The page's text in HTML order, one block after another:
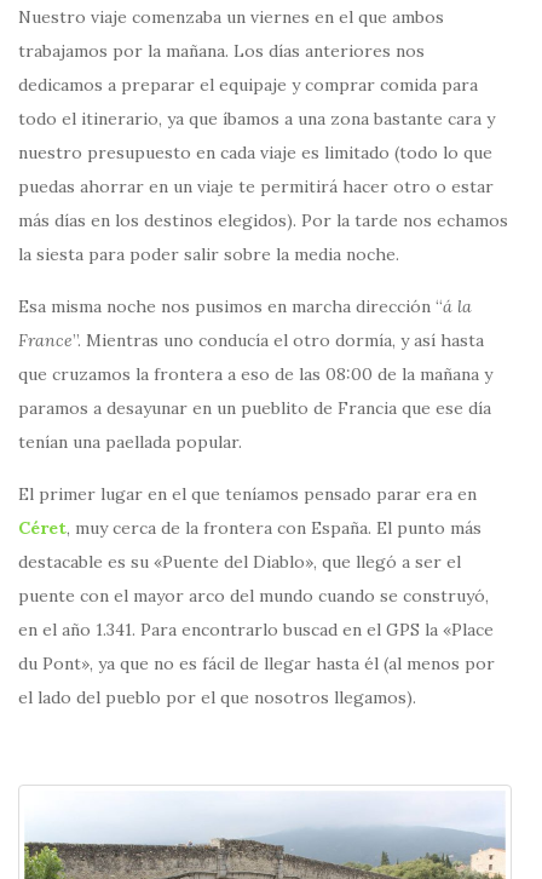
Nuestro viaje comenzaba un viernes en el que ambos
trabajamos por la mañana. Los días anteriores nos
dedicamos a preparar el equipaje y comprar comida para
todo el itinerario, ya que íbamos a una zona bastante cara y
nuestro presupuesto en cada viaje es limitado (todo lo que
puedas ahorrar en un viaje te permitirá hacer otro o estar
más días en los destinos elegidos). Por la tarde nos echamos
la siesta para poder salir sobre la media noche.
Esa misma noche nos pusimos en marcha dirección “á la
France”. Mientras uno conducía el otro dormía, y así hasta
que cruzamos la frontera a eso de las 08:00 de la mañana y
paramos a desayunar en un pueblito de Francia que ese día
tenían una paellada popular.
El primer lugar en el que teníamos pensado parar era en
Céret, muy cerca de la frontera con España. El punto más
destacable es su «Puente del Diablo», que llegó a ser el
puente con el mayor arco del mundo cuando se construyó,
en el año 1.341. Para encontrarlo buscad en el GPS la «Place
du Pont», ya que no es fácil de llegar hasta él (al menos por
el lado del pueblo por el que nosotros llegamos).